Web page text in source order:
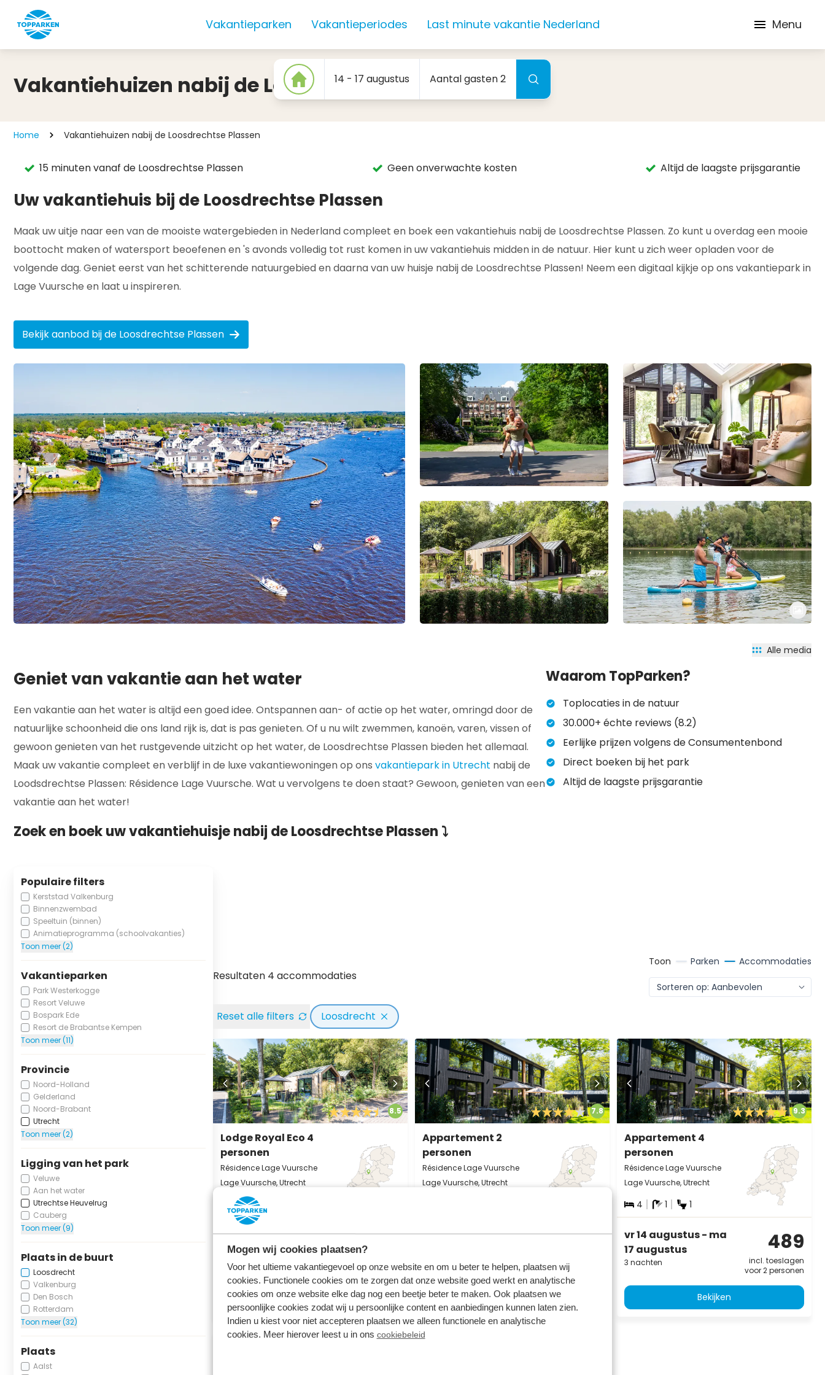
Mogen wij cookies plaatsen?
Voor het ultieme vakantiegevoel op onze website en om u beter te helpen, plaatsen wij
cookies. Functionele cookies om te zorgen dat onze website goed werkt en analytische
cookies om onze website elke dag nog een beetje beter te maken. Ook plaatsen we
persoonlijke cookies zodat wij u persoonlijke content en aanbiedingen kunnen laten zien.
Indien u kiest voor niet accepteren plaatsen we alleen functionele en analytische
cookies. Meer hierover leest u in ons cookiebeleid
Vakantieparken Vakantieperiodes Last minute vakantie Nederland Menu
14 - 17 augustus Aantal gasten 2
Vakantiehuizen nabij de Loosdrechtse Plassen
Home Vakantiehuizen nabij de Loosdrechtse Plassen
15 minuten vanaf de Loosdrechtse Plassen Geen onverwachte kosten Altijd de laagste prijsgarantie
Uw vakantiehuis bij de Loosdrechtse Plassen
Maak uw uitje naar een van de mooiste watergebieden in Nederland compleet en boek een vakantiehuis nabij de Loosdrechtse Plassen. Zo kunt u overdag een mooie
boottocht maken of watersport beoefenen en 's avonds volledig tot rust komen in uw vakantiehuis midden in de natuur. Hier kunt u zich weer opladen voor de
volgende dag. Geniet eerst van het schitterende natuurgebied en daarna van uw huisje nabij de Loosdrechtse Plassen! Neem een digitaal kijkje op ons vakantiepark in
Lage Vuursche en laat u inspireren.
Bekijk aanbod bij de Loosdrechtse Plassen
Alle media
Geniet van vakantie aan het water
Een vakantie aan het water is altijd een goed idee. Ontspannen aan- of actie op het water, omringd door de
natuurlijke schoonheid die ons land rijk is, dat is pas genieten. Of u nu wilt zwemmen, kanoën, varen, vissen of
gewoon genieten van het rustgevende uitzicht op het water, de Loosdrechtse Plassen bieden het allemaal.
Maak uw vakantie compleet en verblijf in de luxe vakantiewoningen op ons vakantiepark in Utrecht nabij de
Loodsdrechtse Plassen: Résidence Lage Vuursche. Wat u vervolgens te doen staat? Gewoon, genieten van een
vakantie aan het water!
Waarom TopParken?
Toplocaties in de natuur
30.000+ échte reviews (8.2)
Eerlijke prijzen volgens de Consumentenbond
Direct boeken bij het park
Altijd de laagste prijsgarantie
Zoek en boek uw vakantiehuisje nabij de Loosdrechtse Plassen ⤵
Populaire filters
Kerststad Valkenburg
Binnenzwembad
Speeltuin (binnen)
Animatieprogramma (schoolvakanties)
Toon meer (2)
Vakantieparken
Park Westerkogge
Resort Veluwe
Bospark Ede
Resort de Brabantse Kempen
Toon meer (11)
Provincie
Noord-Holland
Gelderland
Noord-Brabant
Utrecht
Toon meer (2)
Ligging van het park
Veluwe
Aan het water
Utrechtse Heuvelrug
Cauberg
Toon meer (9)
Plaats in de buurt
Loosdrecht
Valkenburg
Den Bosch
Rotterdam
Toon meer (32)
Plaats
Aalst
Resultaten 4 accommodaties
Toon Parken Accommodaties
Reset alle filters Loosdrecht
8.5
Lodge Royal Eco 4
personen
Résidence Lage Vuursche
Lage Vuursche, Utrecht
4
vr 14 augustus - ma
17 augustus
3 nachten
576
voor 2 personen
Bekijken
7.8
Appartement 2
personen
Résidence Lage Vuursche
Lage Vuursche, Utrecht
vr 14 augustus - ma
3 nachten
470
voor 2 personen
Bekijken
9.3
Appartement 4
personen
Résidence Lage Vuursche
Lage Vuursche, Utrecht
4 1 1
vr 14 augustus - ma
17 augustus
3 nachten
489
incl. toeslagen
voor 2 personen
Bekijken